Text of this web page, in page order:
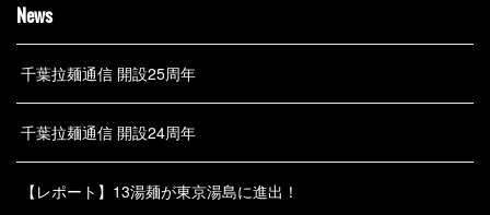
News
千葉拉麺通信 開設25周年
千葉拉麺通信 開設24周年
【レポート】13湯麺が東京湯島に進出！